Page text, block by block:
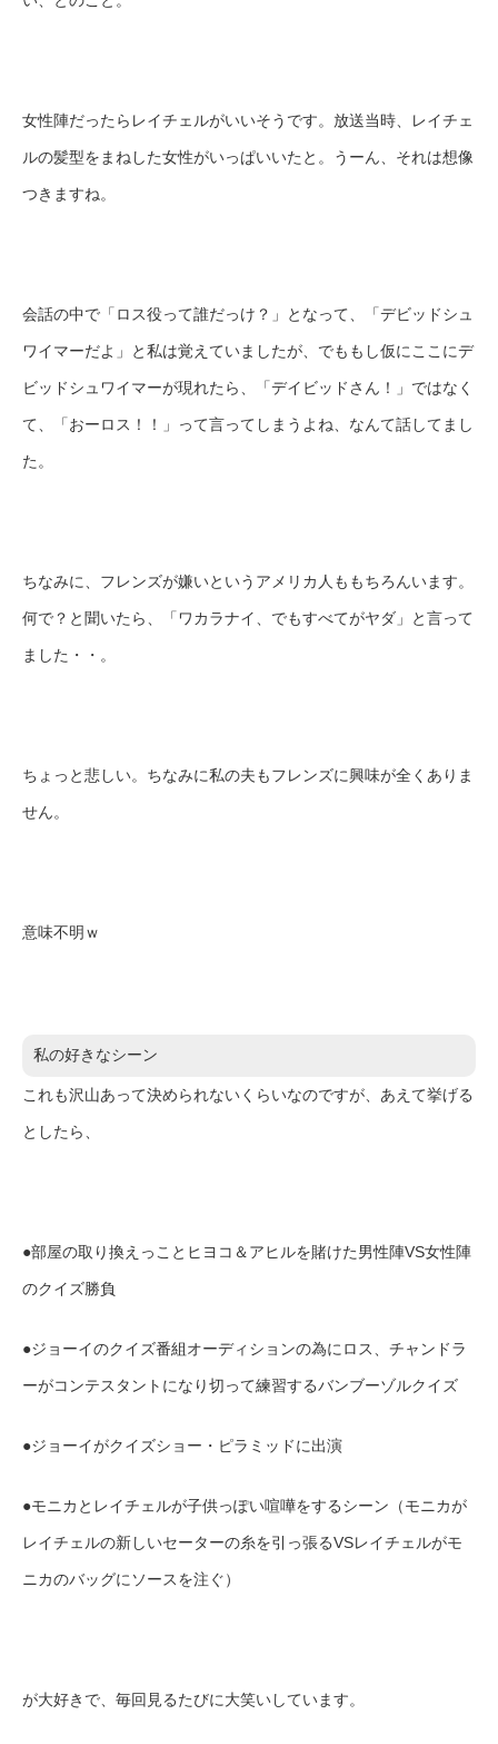
女性陣だったらレイチェルがいいそうです。放送当時、レイチェ
ルの髪型をまねした女性がいっぱいいたと。うーん、それは想像
つきますね。
会話の中で「ロス役って誰だっけ？」となって、「デビッドシュ
ワイマーだよ」と私は覚えていましたが、でももし仮にここにデ
ビッドシュワイマーが現れたら、「デイビッドさん！」ではなく
て、「おーロス！！」って言ってしまうよね、なんて話してまし
た。
ちなみに、フレンズが嫌いというアメリカ人ももちろんいます。
何で？と聞いたら、「ワカラナイ、でもすべてがヤダ」と言って
ました・・。
ちょっと悲しい。ちなみに私の夫もフレンズに興味が全くありま
せん。
意味不明ｗ
私の好きなシーン
これも沢山あって決められないくらいなのですが、あえて挙げる
としたら、
●部屋の取り換えっことヒヨコ＆アヒルを賭けた男性陣VS女性陣
のクイズ勝負
●ジョーイのクイズ番組オーディションの為にロス、チャンドラ
ーがコンテスタントになり切って練習するバンブーゾルクイズ
●ジョーイがクイズショー・ピラミッドに出演
●モニカとレイチェルが子供っぽい喧嘩をするシーン（モニカが
レイチェルの新しいセーターの糸を引っ張るVSレイチェルがモ
ニカのバッグにソースを注ぐ）
が大好きで、毎回見るたびに大笑いしています。